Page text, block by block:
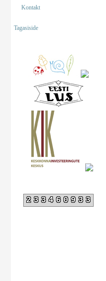
Kontakt
Tagasiside
233460933